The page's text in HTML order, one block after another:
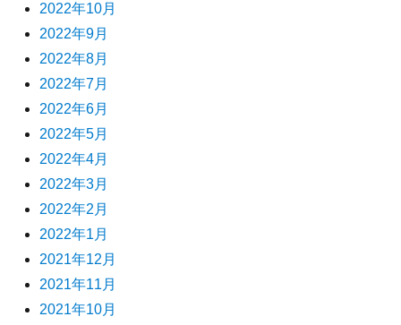
2022年10月
2022年9月
2022年8月
2022年7月
2022年6月
2022年5月
2022年4月
2022年3月
2022年2月
2022年1月
2021年12月
2021年11月
2021年10月